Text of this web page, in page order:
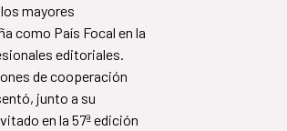
mayores
como País Focal en la
editoriales.
de cooperación
junto a su
en la 57ª edición